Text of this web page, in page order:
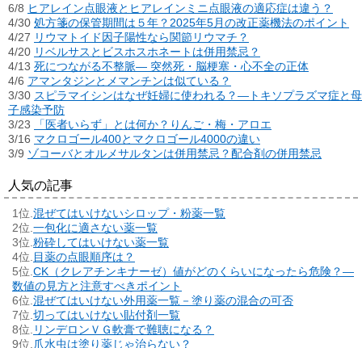
6/8 ヒアレイン点眼液とヒアレインミニ点眼液の適応症は違う？
4/30 処方箋の保管期間は５年？2025年5月の改正薬機法のポイント
4/27 リウマトイド因子陽性なら関節リウマチ？
4/20 リベルサスとビスホスホネートは併用禁忌？
4/13 死につながる不整脈― 突然死・脳梗塞・心不全の正体
4/6 アマンタジンとメマンチンは似ている？
3/30 スピラマイシンはなぜ妊婦に使われる？―トキソプラズマ症と母
子感染予防
3/23
「医者いらず」とは何か？りんご・梅・アロエ
3/16 マクロゴール400とマクロゴール4000の違い
3/9 ゾコーバとオルメサルタンは併用禁忌？配合剤の併用禁忌
人気の記事
混ぜてはいけないシロップ・粉薬一覧
一包化に適さない薬一覧
粉砕してはいけない薬一覧
目薬の点眼順序は？
CK（クレアチンキナーゼ）値がどのくらいになったら危険？―
数値の見方と注意すべきポイント
混ぜてはいけない外用薬一覧－塗り薬の混合の可否
切ってはいけない貼付剤一覧
リンデロンＶＧ軟膏で難聴になる？
爪水虫は塗り薬じゃ治らない？